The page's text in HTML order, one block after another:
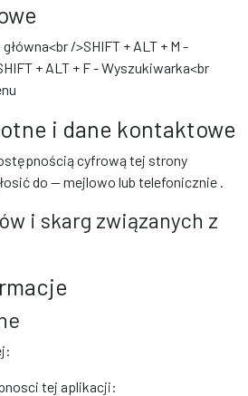
/>SHIFT + ALT + M -
+ ALT + F - Wyszukiwarka<br
i dane kontaktowe
cyfrową tej strony
do — mejlowo lub telefonicznie .
i skarg związanych z
tej aplikacji: